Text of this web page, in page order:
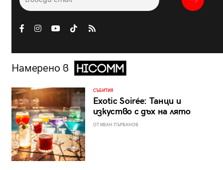
Намерено в
СЪБИТИЯ
Exotic Soirée: Танци и
изкуство с дъх на лято
ОТ ИВАН ПЪРВАНОВ